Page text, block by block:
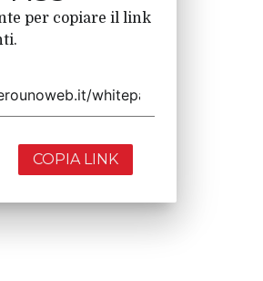
per copiare il link
COPIA LINK